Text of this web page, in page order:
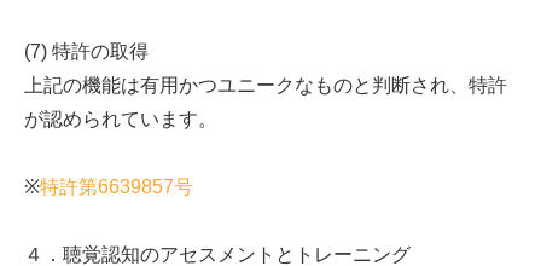
(7) 特許の取得
上記の機能は有用かつユニークなものと判断され、特許
が認められています。
※特許第6639857号
４．聴覚認知のアセスメントとトレーニング